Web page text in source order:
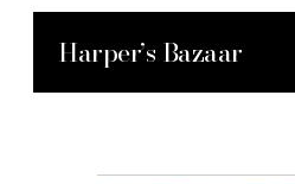
Harper’s Bazaar